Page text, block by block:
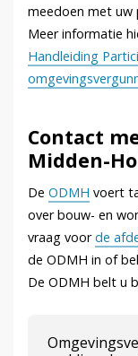
meedoen met uw
Meer informatie
Handleiding
Contact
Midden-
De ODMH voert
over bouw- en
vraag voorde
de ODMH in of
De ODMH belt u